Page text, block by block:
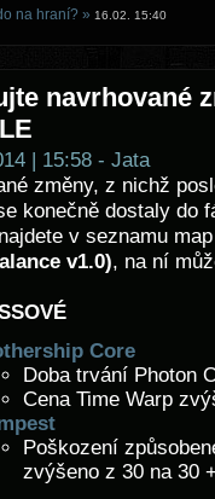
na hraní? » 16.02. 15:40
navrhované
| 15:58 - Jata
změny, z nichž
konečně dostaly do
v seznamu
v1.0), na ní
Core
Doba trvání Photon
Cena Time Warp
Poškození
zvýšeno z 30 na 30